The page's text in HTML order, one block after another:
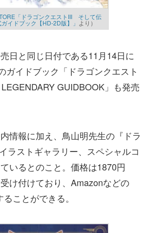
「ドラゴンクエストIII そして伝
ドブック【HD-2D版】」 より）
日と同じ日付である11月14日に
ガイドブック「ドラゴンクエスト
GUIDBOOK」も発売
情報に加え、鳥山明先生の『ドラ
ラストギャラリー、スペシャルコ
いるとのこと。価格は1870円
受け付けており、Amazonなどの
ことができる。